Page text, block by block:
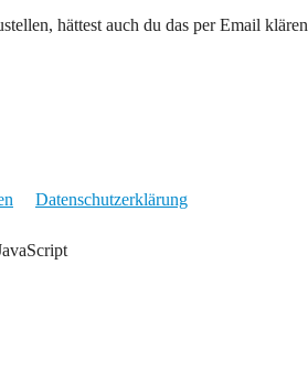
hättest auch du das per Email klären
Datenschutzerklärung